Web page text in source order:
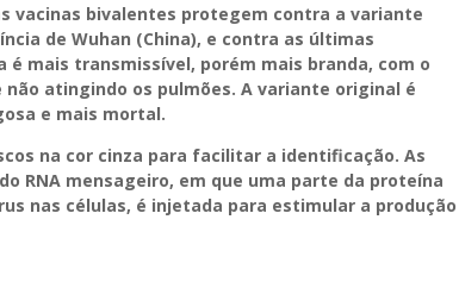
vacinas bivalentes protegem contra a variante
de Wuhan (China), e contra as últimas
é mais transmissível, porém mais branda, com o
atingindo os pulmões. A variante original é
e mais mortal.
na cor cinza para facilitar a identificação. As
RNA mensageiro, em que uma parte da proteína
nas células, é injetada para estimular a produção